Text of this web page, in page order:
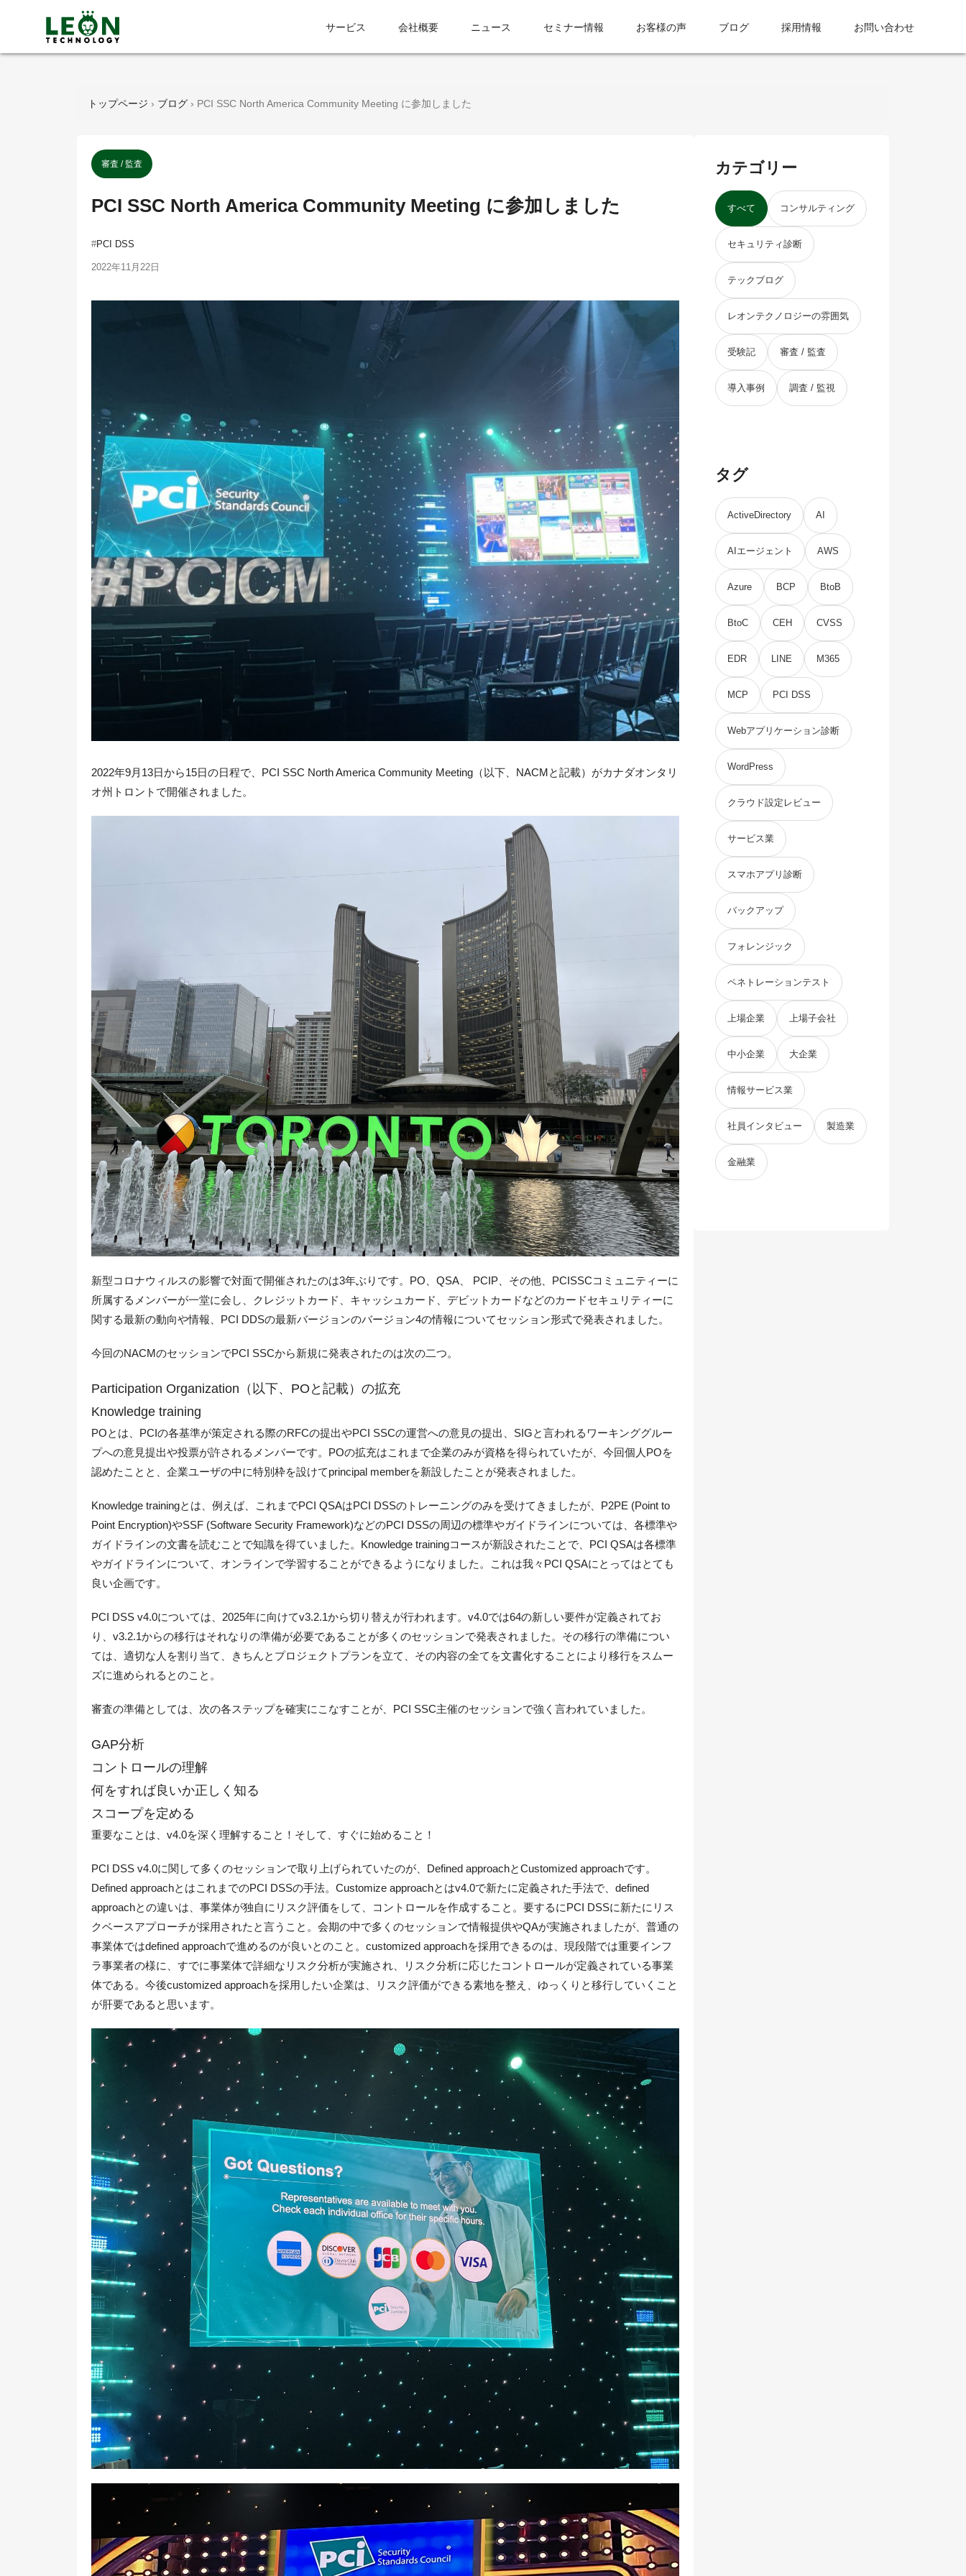
サービス 会社概要 ニュース セミナー情報 お客様の声 ブログ 採用情報 お問い合わせ
トップページ › ブログ › PCI SSC North America Community Meeting に参加しました
審査 / 監査
PCI SSC North America Community Meeting に参加しました
#PCI DSS
2022年11月22日
2022年9月13日から15日の日程で、PCI SSC North America Community Meeting（以下、NACMと記載）がカナダオンタリ
オ州トロントで開催されました。
新型コロナウィルスの影響で対面で開催されたのは3年ぶりです。PO、QSA、 PCIP、その他、PCISSCコミュニティーに
所属するメンバーが一堂に会し、クレジットカード、キャッシュカード、デビットカードなどのカードセキュリティーに
関する最新の動向や情報、PCI DDSの最新バージョンのバージョン4の情報についてセッション形式で発表されました。
今回のNACMのセッションでPCI SSCから新規に発表されたのは次の二つ。
Participation Organization（以下、POと記載）の拡充
Knowledge training
POとは、PCIの各基準が策定される際のRFCの提出やPCI SSCの運営への意見の提出、SIGと言われるワーキンググルー
プへの意見提出や投票が許されるメンバーです。POの拡充はこれまで企業のみが資格を得られていたが、今回個人POを
認めたことと、企業ユーザの中に特別枠を設けてprincipal memberを新設したことが発表されました。
Knowledge trainingとは、例えば、これまでPCI QSAはPCI DSSのトレーニングのみを受けてきましたが、P2PE (Point to
Point Encryption)やSSF (Software Security Framework)などのPCI DSSの周辺の標準やガイドラインについては、各標準や
ガイドラインの文書を読むことで知識を得ていました。Knowledge trainingコースが新設されたことで、PCI QSAは各標準
やガイドラインについて、オンラインで学習することができるようになりました。これは我々PCI QSAにとってはとても
良い企画です。
PCI DSS v4.0については、2025年に向けてv3.2.1から切り替えが行われます。v4.0では64の新しい要件が定義されてお
り、v3.2.1からの移行はそれなりの準備が必要であることが多くのセッションで発表されました。その移行の準備につい
ては、適切な人を割り当て、きちんとプロジェクトプランを立て、その内容の全てを文書化することにより移行をスムー
ズに進められるとのこと。
審査の準備としては、次の各ステップを確実にこなすことが、PCI SSC主催のセッションで強く言われていました。
GAP分析
コントロールの理解
何をすれば良いか正しく知る
スコープを定める
重要なことは、v4.0を深く理解すること！そして、すぐに始めること！
PCI DSS v4.0に関して多くのセッションで取り上げられていたのが、Defined approachとCustomized approachです。
Defined approachとはこれまでのPCI DSSの手法。Customize approachとはv4.0で新たに定義された手法で、defined
approachとの違いは、事業体が独自にリスク評価をして、コントロールを作成すること。要するにPCI DSSに新たにリス
クベースアプローチが採用されたと言うこと。会期の中で多くのセッションで情報提供やQAが実施されましたが、普通の
事業体ではdefined approachで進めるのが良いとのこと。customized approachを採用できるのは、現段階では重要インフ
ラ事業者の様に、すでに事業体で詳細なリスク分析が実施され、リスク分析に応じたコントロールが定義されている事業
体である。今後customized approachを採用したい企業は、リスク評価ができる素地を整え、ゆっくりと移行していくこと
が肝要であると思います。
カテゴリー
すべて コンサルティング
セキュリティ診断
テックブログ
レオンテクノロジーの雰囲気
受験記 審査 / 監査
導入事例 調査 / 監視
タグ
ActiveDirectory AI
AIエージェント AWS
Azure BCP BtoB
BtoC CEH CVSS
EDR LINE M365
MCP PCI DSS
Webアプリケーション診断
WordPress
クラウド設定レビュー
サービス業
スマホアプリ診断
バックアップ
フォレンジック
ペネトレーションテスト
上場企業 上場子会社
中小企業 大企業
情報サービス業
社員インタビュー 製造業
金融業